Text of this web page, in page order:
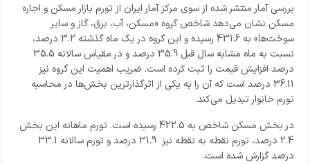
بررسی آمار منتشر شده از سوی مرکز آمار ایران از تورم بازار مسکن و اجاره
مسکن نشان می‌دهد شاخص گروه «مسکن، آب، برق، گاز و سایر
سوخت‌ها» به 431.6 رسیده و این گروه در یک ماه گذشته 3.2 درصد،
نسبت به ماه مشابه سال قبل 35.9 درصد و در مقیاس سالانه 35.5
درصد افزایش قیمت را ثبت کرده است. ضریب اهمیت این گروه نیز
36.11 درصد است که آن را به یکی از اثرگذارترین بخش‌ها در محاسبه
تورم خانوار تبدیل می‌کند.
در بخش مسکن شاخص به 422.5 رسیده است. تورم ماهانه این بخش
2.4 درصد، تورم نقطه‌ به‌ نقطه نیز 31.9 درصد و تورم سالانه 33.1
درصد گزارش شده است.